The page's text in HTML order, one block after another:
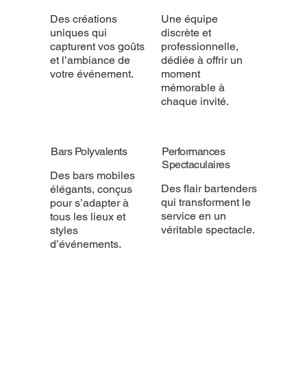
Des créations
uniques qui
capturent vos goûts
et l’ambiance de
votre événement.
Une équipe
discrète et
professionnelle,
dédiée à offrir un
moment
mémorable à
chaque invité.
Bars Polyvalents
Des bars mobiles
élégants, conçus
pour s’adapter à
tous les lieux et
styles
d’événements.
Performances
Spectaculaires
Des flair bartenders
qui transforment le
service en un
véritable spectacle.